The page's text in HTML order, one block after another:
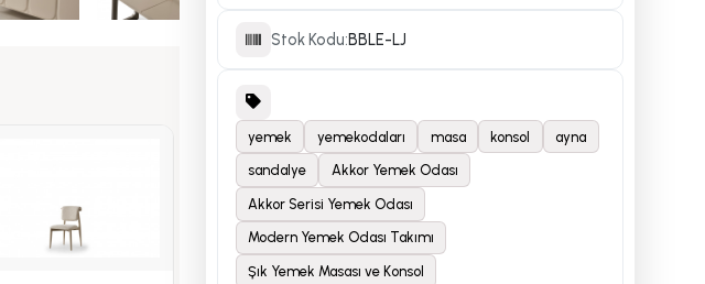
Stok Kodu:BBLE-LJ
yemek yemekodaları masa konsol ayna
sandalye Akkor Yemek Odası
Akkor Serisi Yemek Odası
Modern Yemek Odası Takımı
Şık Yemek Masası ve Konsol